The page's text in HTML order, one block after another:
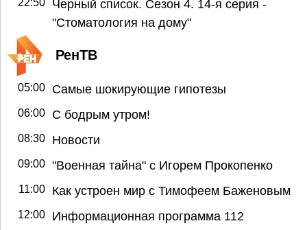
22:50
Черный список. Сезон 4. 14-я серия -
"Стоматология на дому"
РенТВ
05:00 Самые шокирующие гипотезы
06:00 С бодрым утром!
08:30 Новости
09:00 "Военная тайна" с Игорем Прокопенко
11:00 Как устроен мир с Тимофеем Баженовым
12:00 Информационная программа 112